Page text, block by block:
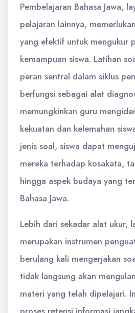
Pembelajaran Bahasa Jawa,
pelajaran lainnya,
yang efektif untuk mengukur
kemampuan siswa. Latihan
peran sentral dalam siklus
berfungsi sebagai alat
memungkinkan guru
kekuatan dan kelemahan
jenis soal, siswa dapat
mereka terhadap kosakata,
hingga aspek budaya yang
Bahasa Jawa.
Lebih dari sekadar alat ukur,
merupakan instrumen
berulang kali mengerjakan
tidak langsung akan
materi yang telah dipelajari.